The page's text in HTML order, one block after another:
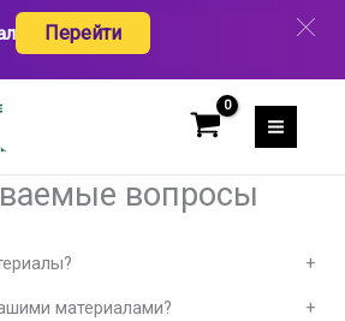
Перейти
вопросы
+
материалами? +